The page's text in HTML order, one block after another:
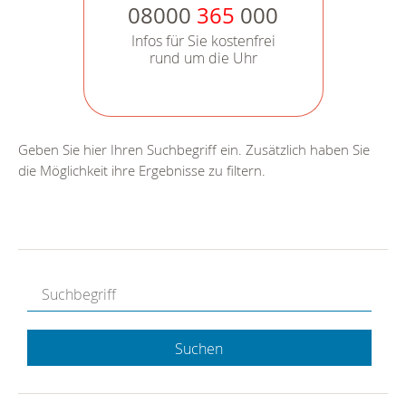
08000 365 000
Infos für Sie kostenfrei
rund um die Uhr
Geben Sie hier Ihren Suchbegriff ein. Zusätzlich haben Sie
die Möglichkeit ihre Ergebnisse zu filtern.
Suchen